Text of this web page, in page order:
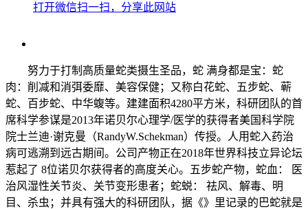
打开微信扫一扫，分享此网站
努力于打制高质量蛇类摄生圣品，蛇 满身都是宝：蛇
肉：削减和消弭委靡、美容保健；又称白花蛇、五步蛇、蕲
蛇、百步蛇、中华蝮等。建建面积4280平方米，科研团队的首
席科学参谋是2013年诺贝尔心理学/医学的获得者美国科学院
院士兰迪·谢克曼（RandyW.Schekman）传授。人用蛇入药治
病可逃溯到远古期间。公司产物正在2018年世界科技立异论坛
惹起了 8位诺贝尔获得者的高度关心。五步蛇产物，蛇血： 医
治风湿性关节炎、关节变形患者；蛇蜕： 祛风、解毒、明
目、杀虫；并具有强大的科研团队，据《》里记录的巴蛇就是